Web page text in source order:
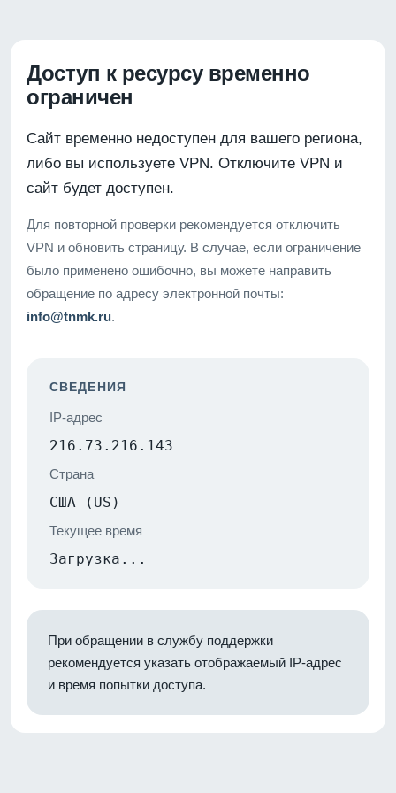
Доступ к ресурсу временно
ограничен
Сайт временно недоступен для вашего региона,
либо вы используете VPN. Отключите VPN и
сайт будет доступен.
Для повторной проверки рекомендуется отключить
VPN и обновить страницу. В случае, если ограничение
было применено ошибочно, вы можете направить
обращение по адресу электронной почты:
info@tnmk.ru.
СВЕДЕНИЯ
IP-адрес
216.73.216.143
Страна
США (US)
Текущее время
Загрузка...
При обращении в службу поддержки
рекомендуется указать отображаемый IP-адрес
и время попытки доступа.